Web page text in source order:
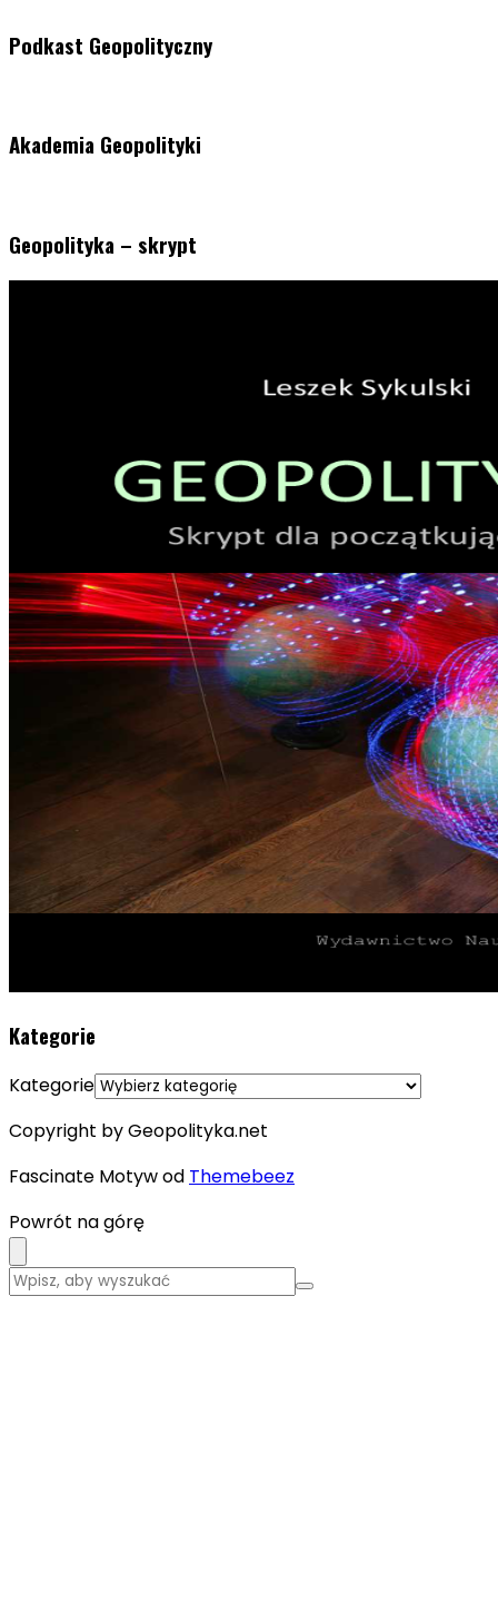
Podkast Geopolityczny
Akademia Geopolityki
Geopolityka – skrypt
Kategorie
Kategorie
Copyright by Geopolityka.net
Fascinate Motyw od Themebeez
Powrót na górę